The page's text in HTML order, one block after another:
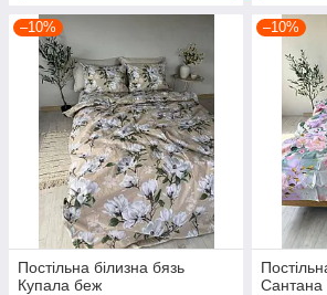
–10%
Постільна білизна бязь
Купала беж
–10%
Сантана